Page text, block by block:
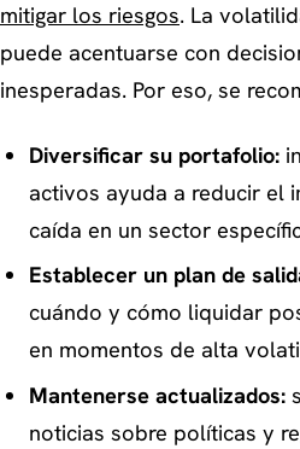
mitigar los riesgos. La
puede acentuarse con
inesperadas. Por eso, se
Diversificar su portafolio:
activos ayuda a reducir el
caída en un sector
Establecer un plan de
cuándo y cómo liquidar
en momentos de alta
Mantenerse actualizados:
noticias sobre políticas y